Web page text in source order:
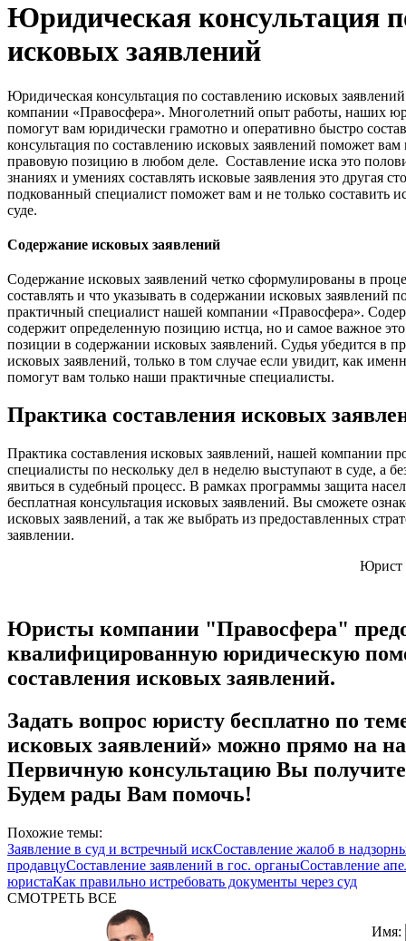
Юридическая консультация
исковых заявлений
Юридическая консультация по составлению исковых
компании «Правосфера». Многолетний опыт работы, наших
помогут вам юридически грамотно и оперативно быстро
консультация по составлению исковых заявлений поможет
правовую позицию в любом деле. Составление иска это
знаниях и умениях составлять исковые заявления это другая
подкованный специалист поможет вам и не только составить
суде.
Содержание исковых заявлений
Содержание исковых заявлений четко сформулированы в
составлять и что указывать в содержании исковых заявлений
практичный специалист нашей компании «Правосфера».
содержит определенную позицию истца, но и самое важное
позиции в содержании исковых заявлений. Судья убедится в
исковых заявлений, только в том случае если увидит, как
помогут вам только наши практичные специалисты.
Практика составления исковых
Практика составления исковых заявлений, нашей компании
специалисты по нескольку дел в неделю выступают в суде, а
явиться в судебный процесс. В рамках программы защита
бесплатная консультация исковых заявлений. Вы сможете
исковых заявлений, а так же выбрать из предоставленных
заявлении.
Юрист
Юристы компании "Правосфера"
квалифицированную юридическую
составления исковых заявлений.
Задать вопрос юристу бесплатно по
исковых заявлений» можно прямо на
Первичную консультацию Вы
Будем рады Вам помочь!
Похожие темы:
Заявление в суд и встречный искСоставление жалоб в
продавцуСоставление заявлений в гос. органыСоставление
юристаКак правильно истребовать документы через суд
СМОТРЕТЬ ВСЕ
Имя: